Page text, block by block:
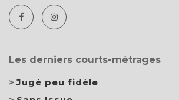
Les derniers courts-métrages
Jugé peu fidèle